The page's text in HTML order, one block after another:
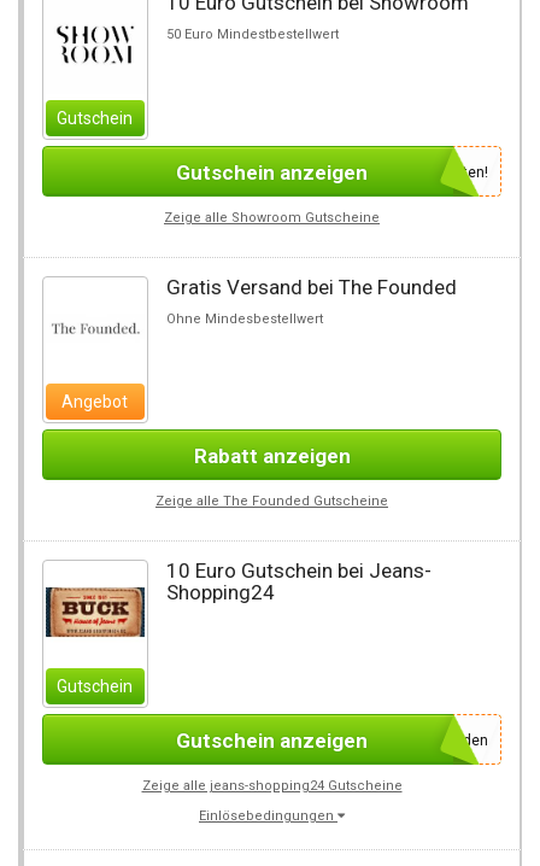
Gutschein
50 Euro Mindestbestellwert
Newsletter des Shops abonnieren, um den Gutscheincode zu erhalten!
Gutschein anzeigen
Zeige alle Showroom Gutscheine
Angebot
Gratis Versand bei The Founded
Ohne Mindesbestellwert
Rabatt anzeigen
Zeige alle The Founded Gutscheine
Gutschein
10 Euro Gutschein bei Jeans-
Shopping24
einfach für den Newsletter anmelden
Gutschein anzeigen
Zeige alle jeans-shopping24 Gutscheine
Einlösebedingungen